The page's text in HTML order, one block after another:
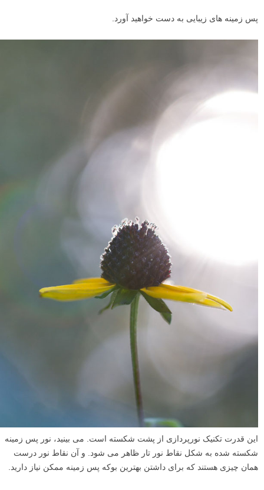
پس زمینه های زیبایی به دست خواهید آورد.
این قدرت تکنیک نورپردازی از پشت شکسته است. می بینید، نور پس زمینه
شکسته شده به شکل نقاط نور تار ظاهر می شود. و آن نقاط نور درست
همان چیزی هستند که برای داشتن بهترین بوکه پس زمینه ممکن نیاز دارید.